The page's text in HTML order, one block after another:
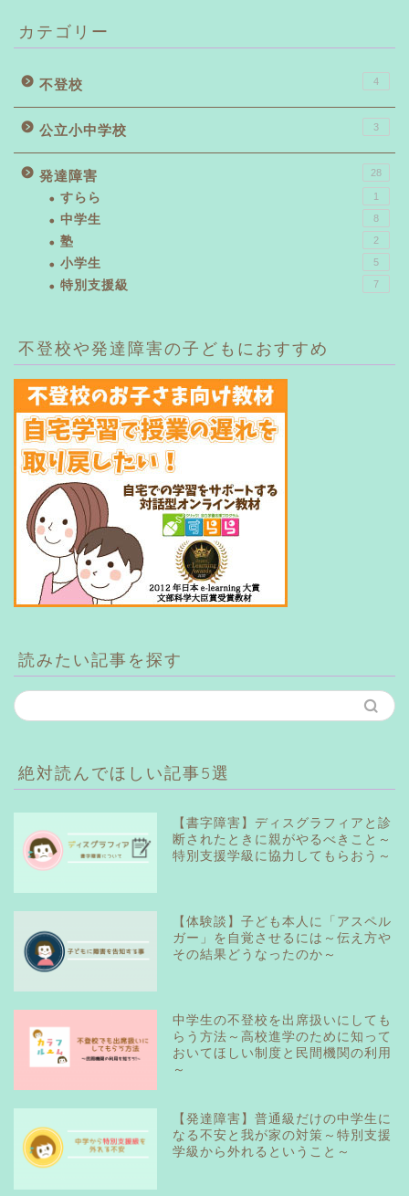
カテゴリー
不登校 4
公立小中学校 3
発達障害 28
すらら 1
中学生 8
塾 2
小学生 5
特別支援級 7
不登校や発達障害の子どもにおすすめ
読みたい記事を探す
絶対読んでほしい記事5選
【書字障害】ディスグラフィアと診
断されたときに親がやるべきこと～
特別支援学級に協力してもらおう～
【体験談】子ども本人に「アスペル
ガー」を自覚させるには～伝え方や
その結果どうなったのか～
中学生の不登校を出席扱いにしても
らう方法～高校進学のために知って
おいてほしい制度と民間機関の利用
～
【発達障害】普通級だけの中学生に
なる不安と我が家の対策～特別支援
学級から外れるということ～